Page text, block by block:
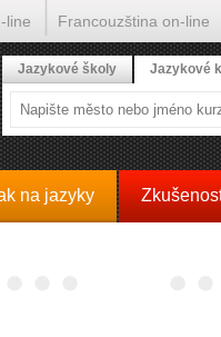
na jazyky
Jazykové školy Jazykové
line Francouzština on-line